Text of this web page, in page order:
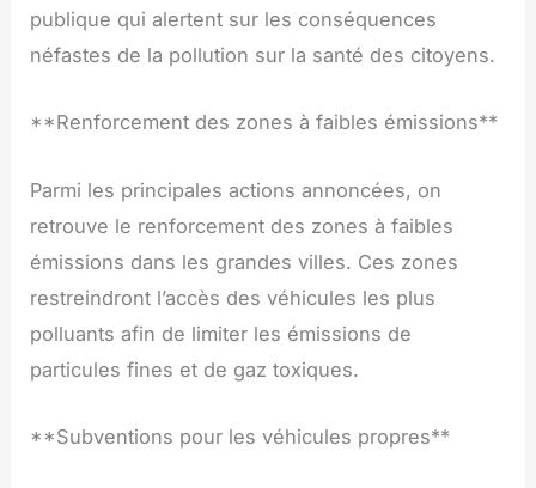
publique qui alertent sur les conséquences
néfastes de la pollution sur la santé des citoyens.
**Renforcement des zones à faibles émissions**
Parmi les principales actions annoncées, on
retrouve le renforcement des zones à faibles
émissions dans les grandes villes. Ces zones
restreindront l’accès des véhicules les plus
polluants afin de limiter les émissions de
particules fines et de gaz toxiques.
**Subventions pour les véhicules propres**